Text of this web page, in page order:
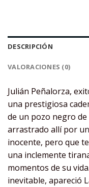
DESCRIPCIÓN
VALORACIONES (0)
Julián Peñalorza,
una prestigiosa
de un pozo negro
arrastrado allí por
inocente, pero que
una inclemente
momentos de su
inevitable, apareció